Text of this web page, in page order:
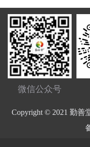
微信公众号
Copyright © 2021 勤善